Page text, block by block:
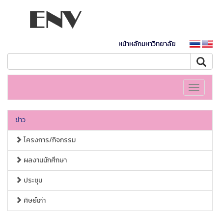
หน้าหลักมหาวิทยาลัย
Toggle
ข่าว
โครงการ/กิจกรรม
ผลงานนักศึกษา
ประชุม
ศิษย์เก่า